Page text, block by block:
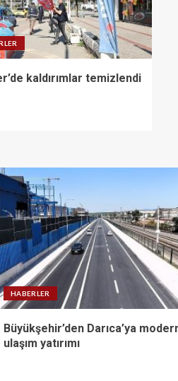
kaldırımlar temizlendi
HABERLER
Büyükşehir’den Darıca’ya
ulaşım yatırımı